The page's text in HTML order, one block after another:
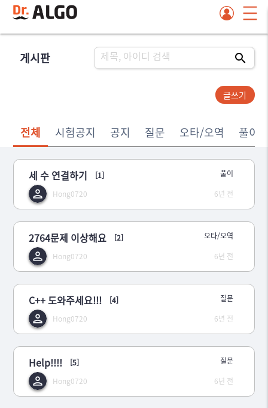
게시판
글쓰기
전체 시험공지 공지 질문 오타/오역 풀이
세 수 연결하기
[1]
Hong0720
풀이
6년 전
2764문제 이상해요
[2]
Hong0720
오타/오역
6년 전
C++ 도와주세요!!!
[4]
Hong0720
질문
6년 전
Help!!!!
[5]
Hong0720
질문
6년 전